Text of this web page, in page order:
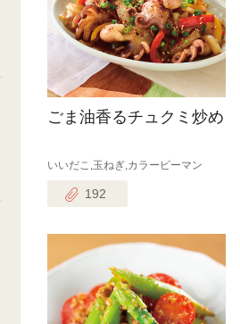
ごま油香るチュクミ炒め
いいだこ,玉ねぎ,カラーピーマン
192